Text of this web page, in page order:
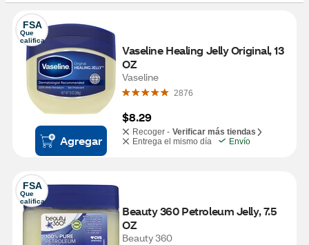
FSA
Que
califica
Agregar
Vaseline Healing Jelly Original, 13
OZ
Vaseline
2876
$8.29
Recoger - Verificar más tiendas
Entrega el mismo día
Envío
FSA
Que
califica
Beauty 360 Petroleum Jelly, 7.5
OZ
Beauty 360